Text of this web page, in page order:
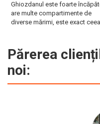
Ghiozdanul este foarte
are multe compartimente de
diverse mărimi, este exact ceea
Părerea
noi: